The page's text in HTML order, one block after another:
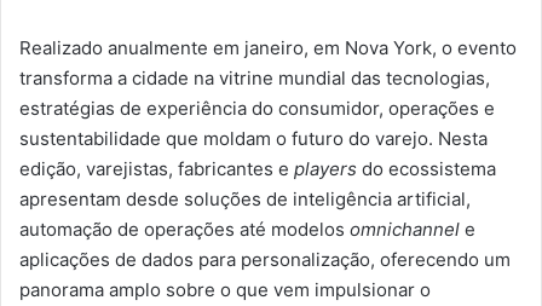
Realizado anualmente em janeiro, em Nova York, o evento
transforma a cidade na vitrine mundial das tecnologias,
estratégias de experiência do consumidor, operações e
sustentabilidade que moldam o futuro do varejo. Nesta
edição, varejistas, fabricantes e players do ecossistema
apresentam desde soluções de inteligência artificial,
automação de operações até modelos omnichannel e
aplicações de dados para personalização, oferecendo um
panorama amplo sobre o que vem impulsionar o